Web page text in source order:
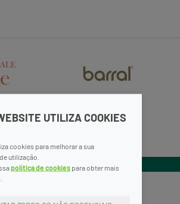
UTILIZA COOKIES
cookies para melhorar a sua
utilização.
política de cookies para obter mais